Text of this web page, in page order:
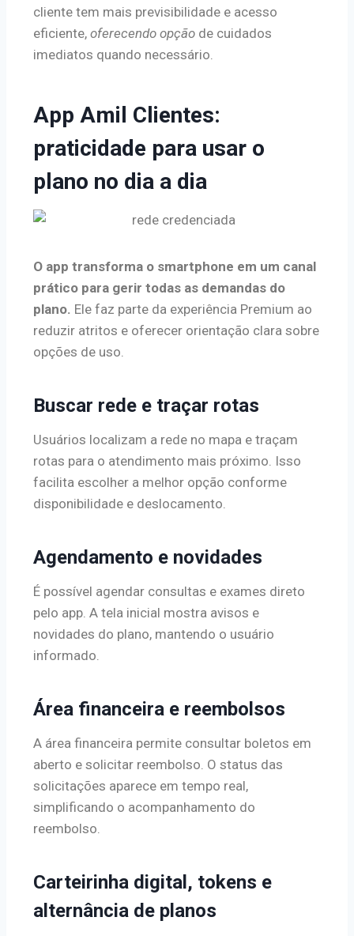
cliente tem mais previsibilidade e acesso
eficiente, oferecendo opção de cuidados
imediatos quando necessário.
App Amil Clientes:
praticidade para usar o
plano no dia a dia
O app transforma o smartphone em um canal
prático para gerir todas as demandas do
plano. Ele faz parte da experiência Premium ao
reduzir atritos e oferecer orientação clara sobre
opções de uso.
Buscar rede e traçar rotas
Usuários localizam a rede no mapa e traçam
rotas para o atendimento mais próximo. Isso
facilita escolher a melhor opção conforme
disponibilidade e deslocamento.
Agendamento e novidades
É possível agendar consultas e exames direto
pelo app. A tela inicial mostra avisos e
novidades do plano, mantendo o usuário
informado.
Área financeira e reembolsos
A área financeira permite consultar boletos em
aberto e solicitar reembolso. O status das
solicitações aparece em tempo real,
simplificando o acompanhamento do
reembolso.
Carteirinha digital, tokens e
alternância de planos